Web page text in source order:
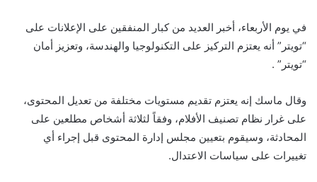
في يوم الأربعاء، أخبر العديد من كبار المنفقين على الإعلانات على
“تويتر” أنه يعتزم التركيز على التكنولوجيا والهندسة، وتعزيز أمان
“تويتر” .
وقال ماسك إنه يعتزم تقديم مستويات مختلفة من تعديل المحتوى،
على غرار نظام تصنيف الأفلام، وفقاً لثلاثة أشخاص مطلعين على
المحادثة، وسيقوم بتعيين مجلس إدارة المحتوى قبل إجراء أي
تغييرات على سياسات الاعتدال.